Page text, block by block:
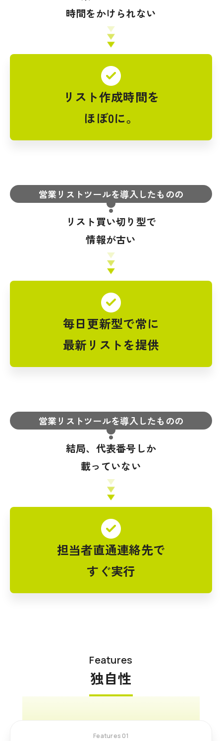
時間をかけられない
リスト作成時間を
ほぼ0に。
営業リストツールを導入したものの
リスト買い切り型で
情報が古い
毎日更新型で常に
最新リストを提供
営業リストツールを導入したものの
結局、代表番号しか
載っていない
担当者直通連絡先で
すぐ実行
Features
独自性
Features 01